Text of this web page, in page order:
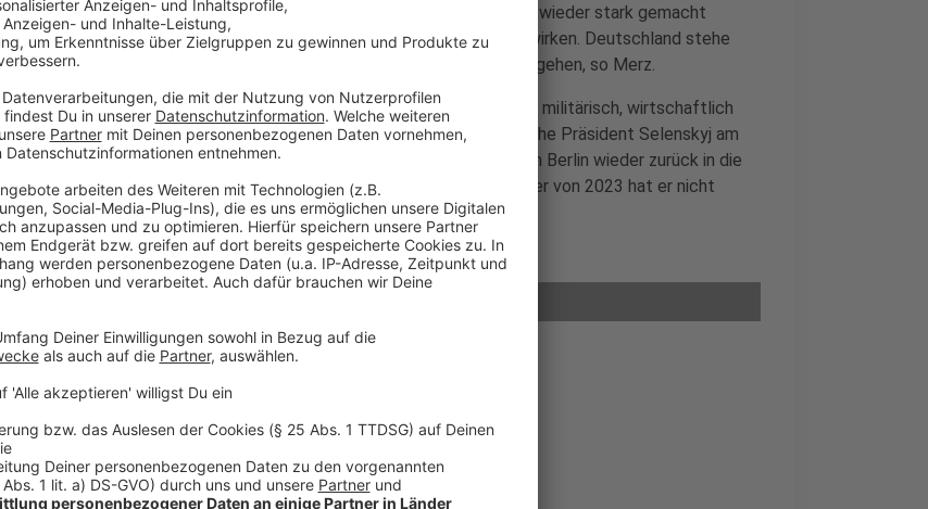
In seiner Rede sprach Bundeskanzler Merz von einem Europa, das wieder stark gemacht
werden müsse. Deutschland werde dabei nicht nur irgendwie mitwirken. Deutschland stehe
bereit, in enger Absprache und mit aller Entschlossenheit voranzugehen, so Merz.
Er werde auch weiterhin mit aller Kraft die Ukraine unterstützen – militärisch, wirtschaftlich
und auch politisch. Das haben der Bundeskanzler und der ukrainische Präsident Selenskyj am
Mittwoch in Berlin vereinbart. Selenskyj ist nach seinem Treffen in Berlin wieder zurück in die
Ukraine geflogen. Die Karlspreisverleihung in Aachen als Preisträger von 2023 hat er nicht
besucht.
Anzeige
Bundeskanzler Friedrich Merz hält die zweite Festrede.
Anzeige
Europa wird mächtig, wenn wir zusammenhalten
Anzeige